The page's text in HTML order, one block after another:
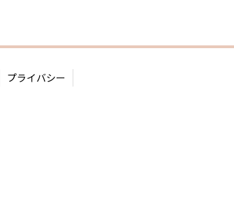
プライバシー